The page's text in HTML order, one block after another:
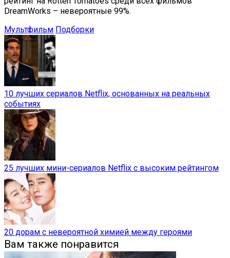
DreamWorks – невероятные 99%.
Мультфильм Подборки
10 лучших сериалов Netflix, основанных на реальных
событиях
25 лучших мини-сериалов Netflix с высоким рейтингом
20 дорам с невероятной химией между героями
Вам также понравится